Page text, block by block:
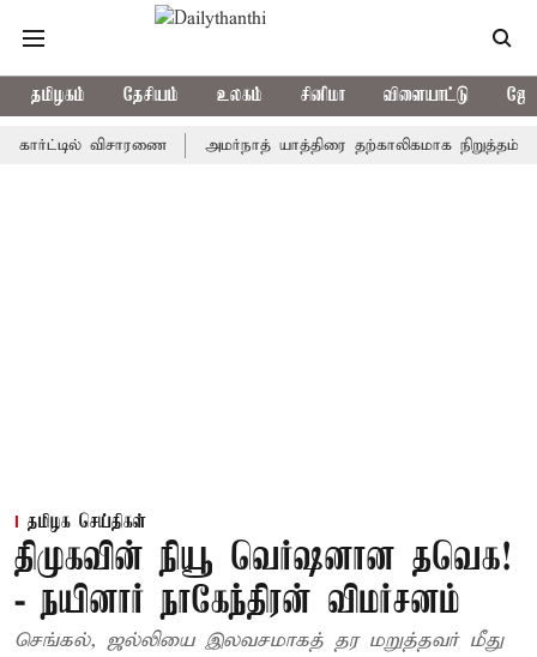
தமிழகம் தேசியம் உலகம் சினிமா விளையாட்டு
விசாரணை அமர்நாத் யாத்திரை தற்காலிகமாக நிறுத்தம்
தமிழக செய்திகள்
திமுகவின் நியூ வெர்ஷனான தவெக!
- நயினார் நாகேந்திரன் விமர்சனம்
செங்கல், ஜல்லியை இலவசமாகத் தர மறுத்தவர் மீது